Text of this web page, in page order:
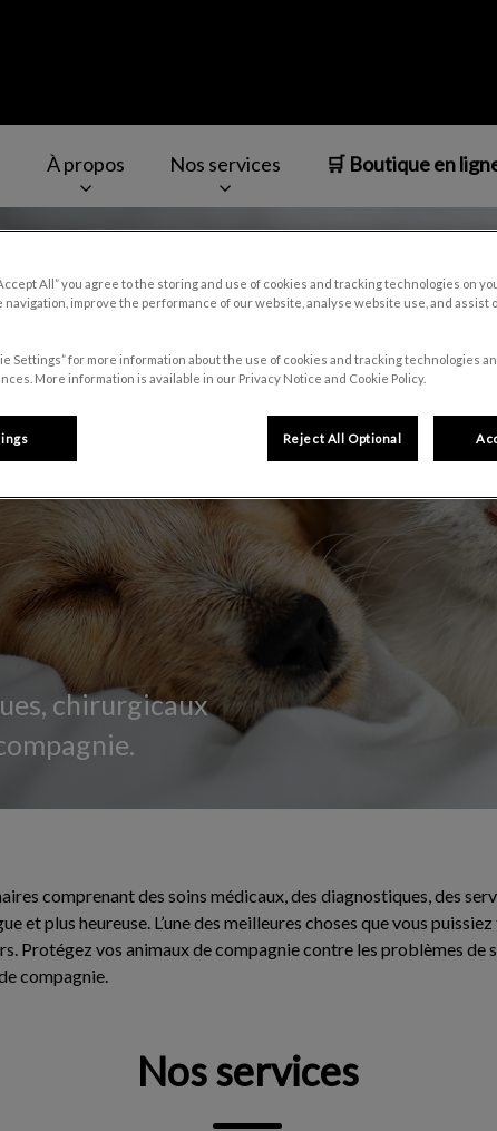
À propos Nos services 🛒 Boutique en
chirurgicaux
comprenant des soins médicaux, des diagnostiques, des
et plus heureuse. L’une des meilleures choses que vous
Protégez vos animaux de compagnie contre les problèmes de
compagnie.
Nos services
All” you agree to the storing and use of cookies and tracking technologies on
navigation, improve the performance of our website, analyse website use, and assist
Settings” for more information about the use of cookies and tracking technologies
More information is available in our Privacy Notice and Cookie Policy.
Reject All Optional